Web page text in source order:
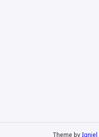
Theme by Igniel